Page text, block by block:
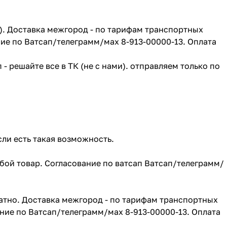
Доставка межгород - по тарифам транспортных
по Ватсап/телеграмм/мах 8-913-00000-13. Оплата
решайте все в ТК (не с нами). отправляем только по
есть такая возможность.
товар. Согласование по ватсап Ватсап/телеграмм/
Доставка межгород - по тарифам транспортных
по Ватсап/телеграмм/мах 8-913-00000-13. Оплата